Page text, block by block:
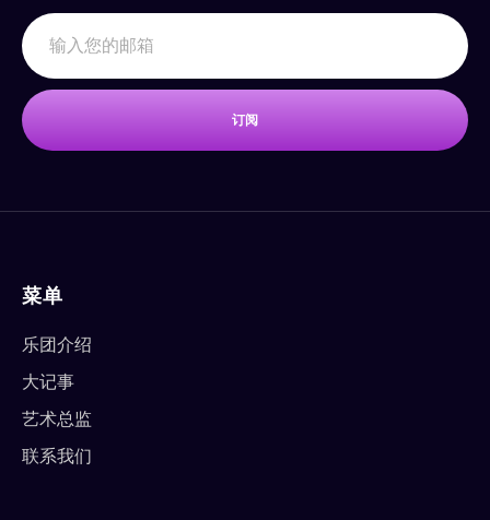
订阅
菜单
乐团介绍
大记事
艺术总监
联系我们